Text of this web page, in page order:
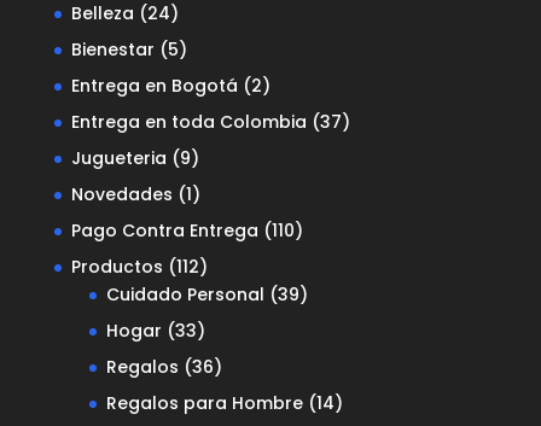
Belleza (24)
Bienestar (5)
Entrega en Bogotá (2)
Entrega en toda Colombia (37)
Jugueteria (9)
Novedades (1)
Pago Contra Entrega (110)
Productos (112)
Cuidado Personal (39)
Hogar (33)
Regalos (36)
Regalos para Hombre (14)